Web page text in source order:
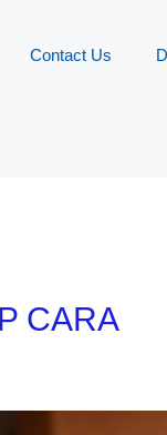
Contact Us
CARA